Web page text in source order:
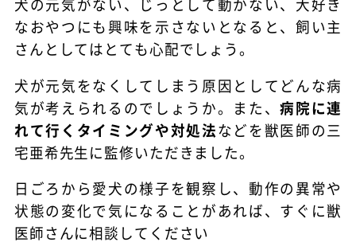
犬の元気がない、じっとして動かない、大好き
なおやつにも興味を示さないとなると、飼い主
さんとしてはとても心配でしょう。
犬が元気をなくしてしまう原因としてどんな病
気が考えられるのでしょうか。また、病院に連
れて行くタイミングや対処法などを獣医師の三
宅亜希先生に監修いただきました。
日ごろから愛犬の様子を観察し、動作の異常や
状態の変化で気になることがあれば、すぐに獣
医師さんに相談してください